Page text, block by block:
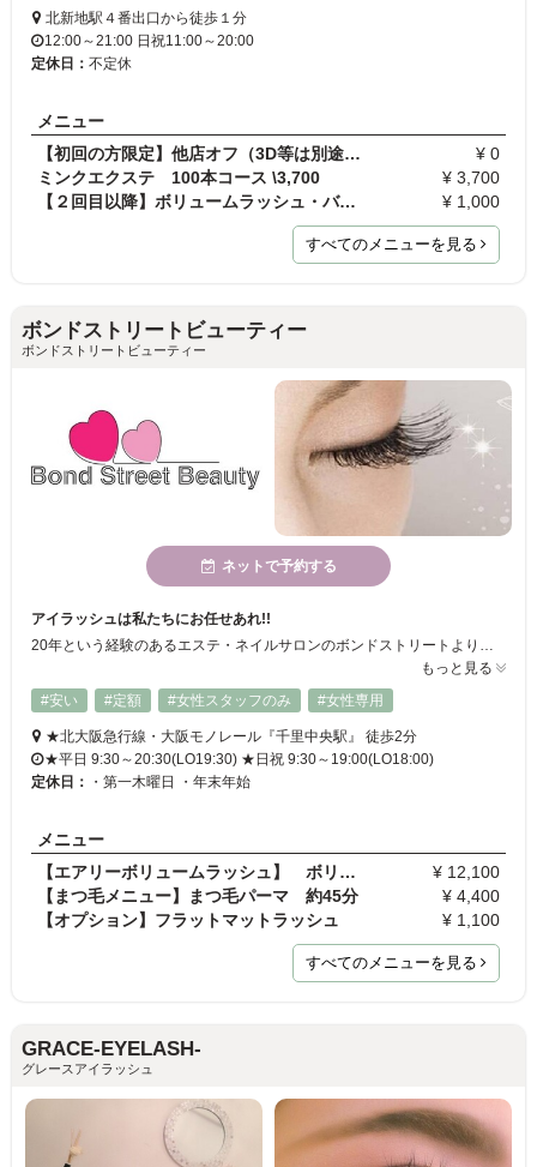
北新地駅４番出口から徒歩１分
12:00～21:00 日祝11:00～20:00
定休日： 不定休
メニュー
【初回の方限定】他店オフ（3D等は別途1000円）
¥ 0
ミンクエクステ 100本コース \3,700
¥ 3,700
【２回目以降】ボリュームラッシュ・バインドロック…
¥ 1,000
すべてのメニューを見る
ボンドストリートビューティー
ボンドストリートビューティー
ネットで予約する
アイラッシュは私たちにお任せあれ!!
もっと見る
#安い
#定額 #女性スタッフのみ #女性専用
★北大阪急行線・大阪モノレール『千里中央駅』 徒歩2分
★平日 9:30～20:30(LO19:30) ★日祝 9:30～19:00(LO18:00)
定休日：
・第一木曜日 ・年末年始
メニュー
【エアリーボリュームラッシュ】 ボリューム 90分
¥ 12,100
【まつ毛メニュー】まつ毛パーマ 約45分
¥ 4,400
【オプション】フラットマットラッシュ
¥ 1,100
すべてのメニューを見る
GRACE-EYELASH-
グレースアイラッシュ